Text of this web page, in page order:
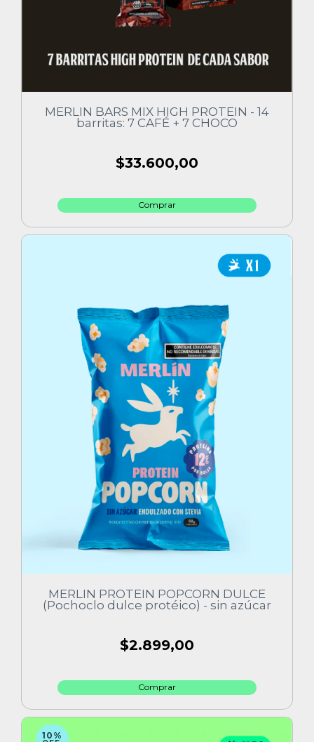
MERLIN BARS MIX HIGH PROTEIN - 14
barritas: 7 CAFÉ + 7 CHOCO
$33.600,00
MERLIN PROTEIN POPCORN DULCE
(Pochoclo dulce protéico) - sin azúcar
$2.899,00
10%